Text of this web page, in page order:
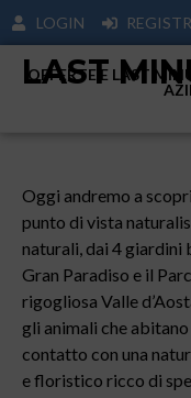
LOGIN
LAST
OFFERTE E LAST
Oggi andremo a
punto di vista
naturali, dai 4 giardini
Gran Paradiso e il
rigogliosa Valle
gli animali che
contatto con una
e floristico ricco di